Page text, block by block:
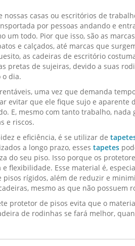
casas ou escritórios de
por pessoas andando e
um todo. Pior que isso, são as
e calçados, até marcas que
as cadeiras de escritório
pretas de sujeiras, devido a suas
o dia.
uma vez que demanda
evitar que ele fique sujo e aparente
E, mesmo com tanto trabalho, nada
e riscos.
e eficiência, é se utilizar de
a longo prazo, esses tapetes
do seu piso. Isso porque os
flexibilidade. Esse material é,
rígidos, além de reduzir e
mesmo as que não possuem
protetor de pisos evita que o
de rodinhas se fará melhor,